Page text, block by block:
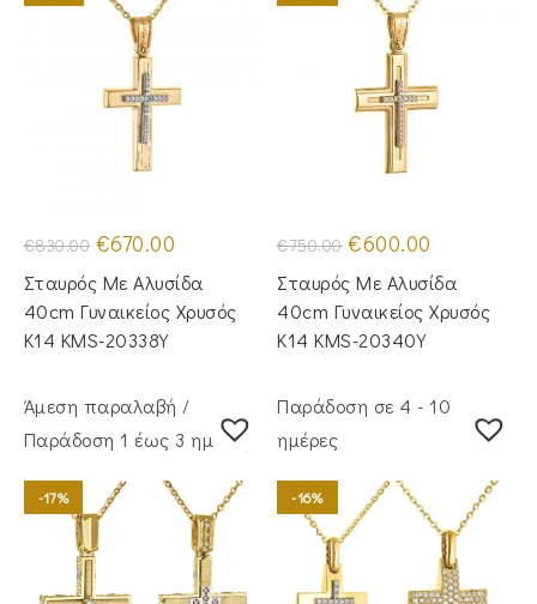
€830.00 Original
price
was:
€830.00.
€670.00
τιμή
είναι:
€670.00.
Σταυρός Με Αλυσίδα
40cm Γυναικείος Χρυσός
Κ14 KMS-20338Y
€750.00 Original
price
was:
€750.00.
€600.00
τιμή
είναι:
€600.00.
Σταυρός Με Αλυσίδα
40cm Γυναικείος Χρυσός
Κ14 KMS-20340Y
Άμεση παραλαβή /
Παράδoση 1 έως 3 ημέρες
-17%
Παράδοση σε 4 - 10
ημέρες
-16%